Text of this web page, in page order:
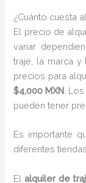
¿Cuánto cuesta
El precio de
variar
traje, la marca y
precios para
$4,000 MXN .
pueden tener
Es importante
diferentes
Elalquiler de